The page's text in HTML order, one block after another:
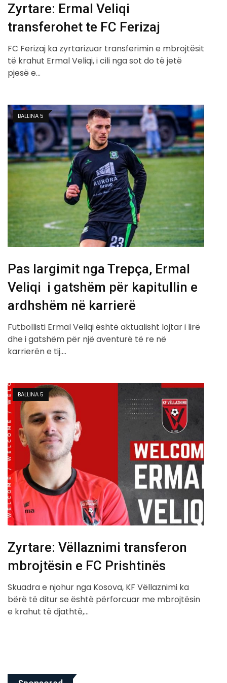
Zyrtare: Ermal Veliqi
transferohet te FC Ferizaj
FC Ferizaj ka zyrtarizuar transferimin e mbrojtësit
të krahut Ermal Veliqi, i cili nga sot do të jetë
pjesë e…
BALLINA 5
Pas largimit nga Trepça, Ermal
Veliqi i gatshëm për kapitullin e
ardhshëm në karrierë
Futbollisti Ermal Veliqi është aktualisht lojtar i lirë
dhe i gatshëm për një aventurë të re në
karrierën e tij.…
BALLINA 5
Zyrtare: Vëllaznimi transferon
mbrojtësin e FC Prishtinës
Skuadra e njohur nga Kosova, KF Vëllaznimi ka
bërë të ditur se është përforcuar me mbrojtësin
e krahut të djathtë,…